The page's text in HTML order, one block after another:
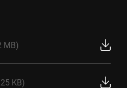
MB)
KB)